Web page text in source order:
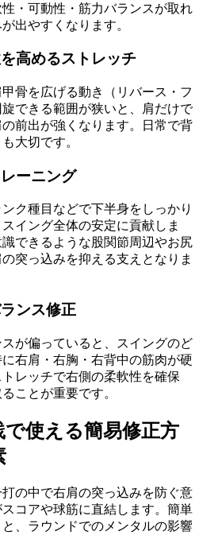
・可動性・筋力バランスが取れ
出やすくなります。
高めるストレッチ
骨を広げる動き（リバース・フ
できる範囲が狭いと、肩だけで
前出が強くなります。日常で背
大切です。
ーニング
ク種目などで下半身をしっかり
イング全体の安定に貢献しま
できるような股関節周辺やお尻
突っ込みを抑える支えとなりま
ンス修正
が偏っていると、スイングのど
右肩・右胸・右背中の筋肉が硬
レッチで右側の柔軟性を確保
ことが重要です。
使える簡易修正方
の中で右肩の突っ込みを防ぐ意
コアや球筋に直結します。簡単
、ラウンドでのメンタルの影響